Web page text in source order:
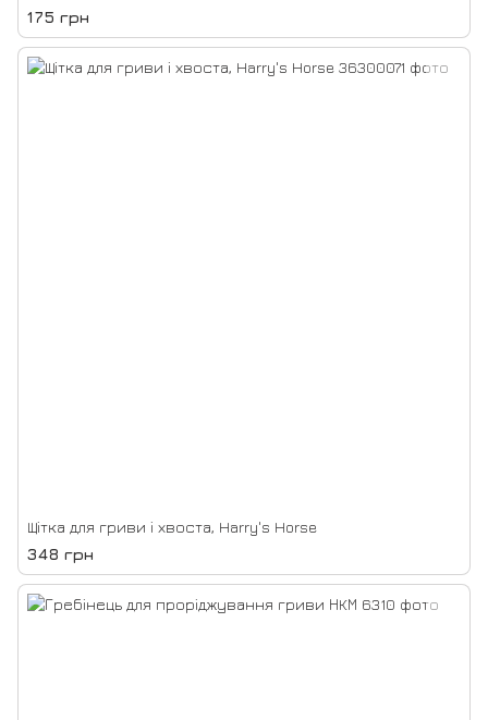
175 грн
Щітка для гриви і хвоста, Harry's Horse
348 грн